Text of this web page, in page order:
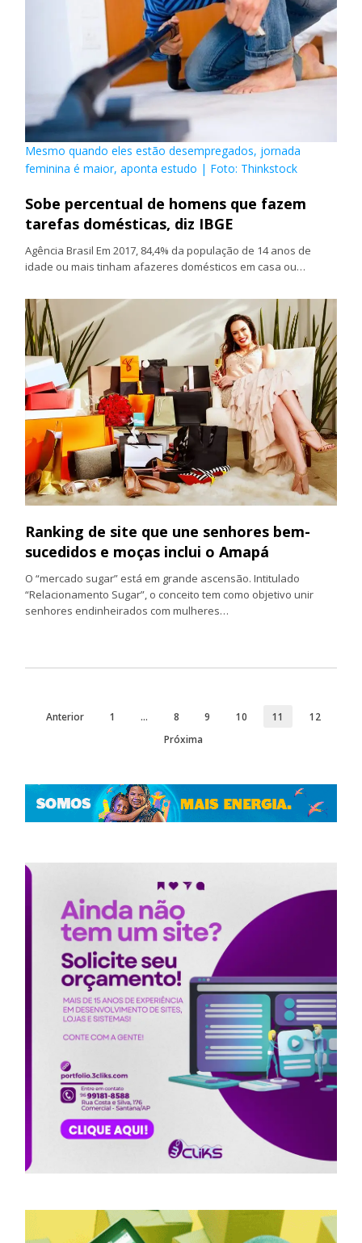
Mesmo quando eles estão desempregados, jornada
feminina é maior, aponta estudo | Foto: Thinkstock
Sobe percentual de homens que fazem
tarefas domésticas, diz IBGE
Agência Brasil Em 2017, 84,4% da população de 14 anos de
idade ou mais tinham afazeres domésticos em casa ou…
Ranking de site que une senhores bem-
sucedidos e moças inclui o Amapá
O “mercado sugar” está em grande ascensão. Intitulado
“Relacionamento Sugar”, o conceito tem como objetivo unir
senhores endinheirados com mulheres…
Anterior 1 … 8 9 10 11
12
Próxima